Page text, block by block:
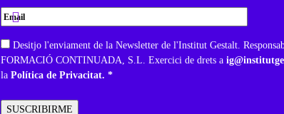
Desitjo l'enviament de la Newsletter de l'Institut Gestalt.
FORMACIÓ CONTINUADA, S.L. Exercici de drets a
la Política de Privacitat. *